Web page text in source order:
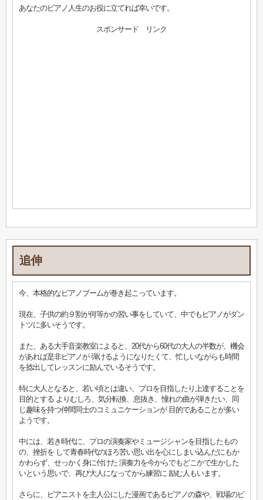
あなたのピアノ人生のお役に立てれば幸いです。
スポンサード リンク
追伸
今、本格的なピアノブームが巻き起こっています。
現在、子供の約９割が何等かの習い事をしていて、中でもピアノがダン
トツに多いそうです。
また、ある大手音楽教室によると、20代から60代の大人の半数が、機会
があれば是非ピアノが 弾けるようになりたくて、忙しいながらも時間
を捻出してレッスンに励んでいるそうです。
特に大人となると、若い頃とは違い、プロを目指したり上達することを
目的とする よりむしろ、気分転換、息抜き、憧れの曲が弾きたい、同
じ趣味を持つ仲間同士のコミュニケーションが 目的であることが多い
ようです。
中には、若き時代に、プロの演奏家やミュージシャンを目指したもの
の、挫折を して青春時代のほろ苦い思い出を心にしまい込んだにもか
かわらず、せっかく身に付けた 演奏力を今からでもどこかで生かした
いという思いで、再び大人になってから練習に 励む人もいます。
さらに、ピアニストを主人公にした漫画であるピアノの森や、戦場のピ